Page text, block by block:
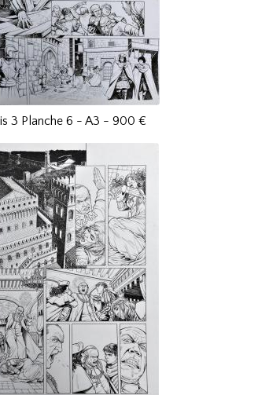
3 Planche 6 - A3 - 900 €